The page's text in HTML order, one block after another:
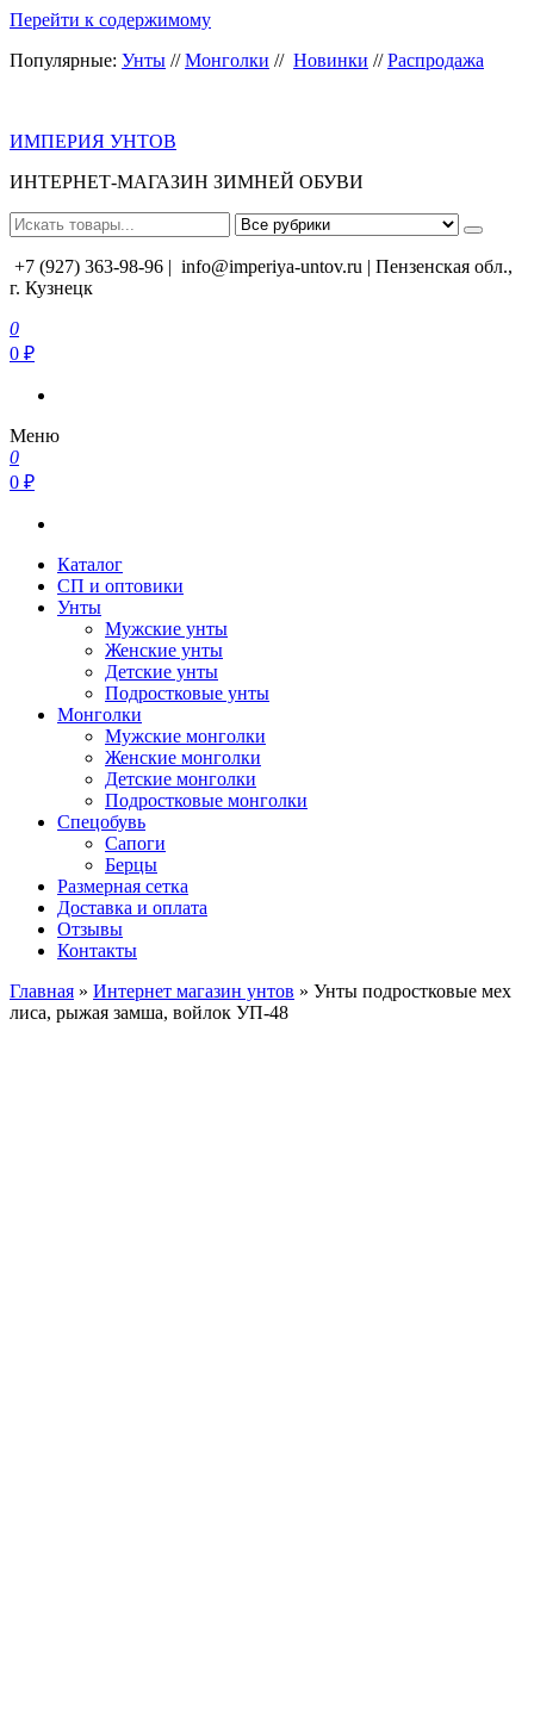
Перейти к содержимому
Популярные: Унты //Монголки // Новинки //Распродажа
ИМПЕРИЯ УНТОВ
ИНТЕРНЕТ-МАГАЗИН ЗИМНЕЙ ОБУВИ
+7 (927) 363-98-96 | info@imperiya-untov.ru | Пензенская обл.,
г. Кузнецк
0
0 ₽
Меню
0
0 ₽
Каталог
СП и оптовики
Унты
Мужские унты
Женские унты
Детские унты
Подростковые унты
Монголки
Мужские монголки
Женские монголки
Детские монголки
Подростковые монголки
Спецобувь
Сапоги
Берцы
Размерная сетка
Доставка и оплата
Отзывы
Контакты
Главная » Интернет магазин унтов » Унты подростковые мех
лиса, рыжая замша, войлок УП-48